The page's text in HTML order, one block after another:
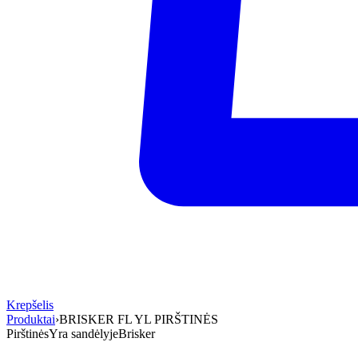
Krepšelis
Produktai›BRISKER FL YL PIRŠTINĖS
PirštinėsYra sandėlyjeBrisker